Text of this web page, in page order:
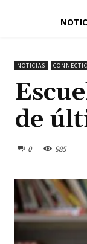
NOTICIAS
de
0 985